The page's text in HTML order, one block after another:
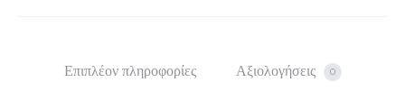
Επιπλέον πληροφορίες Αξιολογήσεις 0